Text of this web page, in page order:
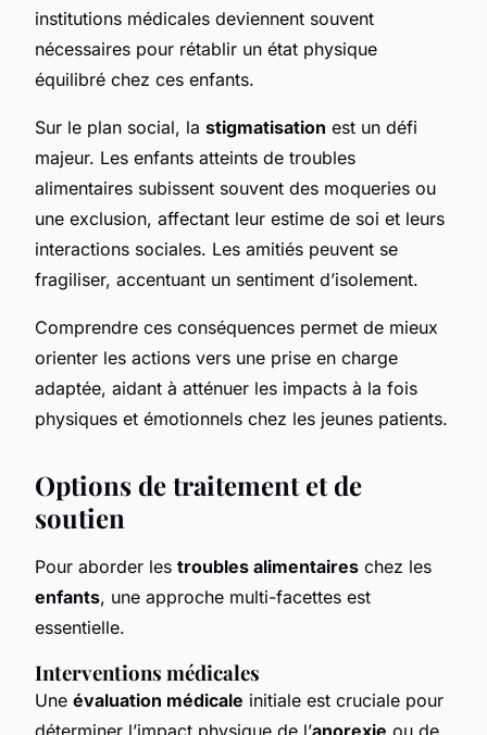
institutions médicales deviennent souvent
nécessaires pour rétablir un état physique
équilibré chez ces enfants.
Sur le plan social, la stigmatisation est un défi
majeur. Les enfants atteints de troubles
alimentaires subissent souvent des moqueries ou
une exclusion, affectant leur estime de soi et leurs
interactions sociales. Les amitiés peuvent se
fragiliser, accentuant un sentiment d’isolement.
Comprendre ces conséquences permet de mieux
orienter les actions vers une prise en charge
adaptée, aidant à atténuer les impacts à la fois
physiques et émotionnels chez les jeunes patients.
Options de traitement et de
soutien
Pour aborder les troubles alimentaires chez les
enfants, une approche multi-facettes est
essentielle.
Interventions médicales
Une évaluation médicale initiale est cruciale pour
déterminer l’impact physique de l’anorexie ou de